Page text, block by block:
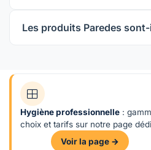
Les produits Paredes
Hygiène professionnelle :
choix et tarifs sur notre page
Voir la page →